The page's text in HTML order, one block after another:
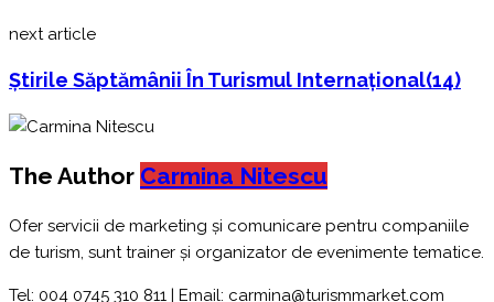
next article
Știrile Săptămânii În Turismul Internațional(14)
The Author Carmina Nitescu
Ofer servicii de marketing și comunicare pentru companiile
de turism, sunt trainer și organizator de evenimente tematice.
Tel: 004 0745 310 811 | Email: carmina@turismmarket.com